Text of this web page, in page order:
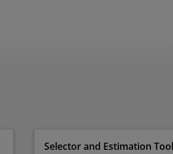
Selector and Estimation